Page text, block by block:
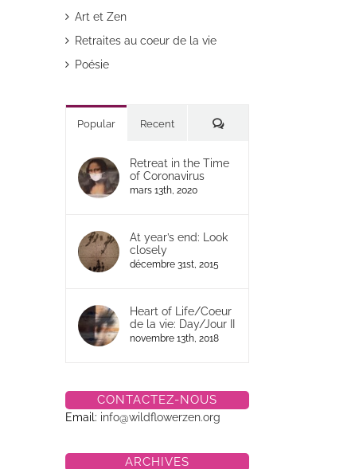
Art et Zen
Retraites au coeur de la vie
Poésie
Popular Recent Commentaires
Retreat in the Time
of Coronavirus
mars 13th, 2020
At year’s end: Look
closely
décembre 31st, 2015
Heart of Life/Coeur
de la vie: Day/Jour II
novembre 13th, 2018
CONTACTEZ-NOUS
Email: info@wildflowerzen.org
ARCHIVES